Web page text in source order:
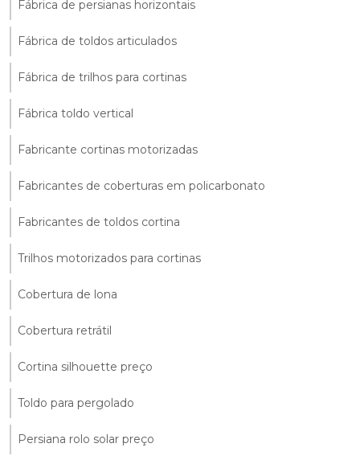
Fábrica de persianas horizontais
Fábrica de toldos articulados
Fábrica de trilhos para cortinas
Fábrica toldo vertical
Fabricante cortinas motorizadas
Fabricantes de coberturas em policarbonato
Fabricantes de toldos cortina
Trilhos motorizados para cortinas
Cobertura de lona
Cobertura retrátil
Cortina silhouette preço
Toldo para pergolado
Persiana rolo solar preço